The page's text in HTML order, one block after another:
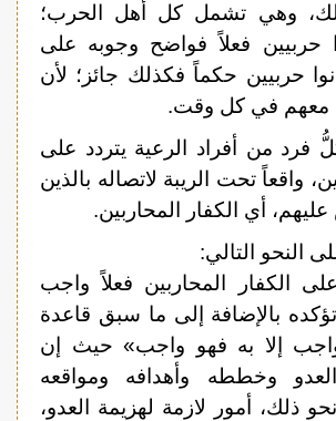
وهي تشمل كل أهل الحرب؛
حربيين فعلاً فواضح وجوبه على
حربيين حكماً فكذلك جائز؛ لأن
معهم في كل وقت.
فرد من أفراد الرعية يتردد على
واقعاً تحت الريبة لاتصاله بالذين
أي الكفار المحاربين.
النحو التالي:
الكفار المحاربين فعلاً واجب
بالإضافة إلى ما سبق قاعدة
إلا به فهو واجب» حيث إن
وخططه وأهدافه ومواقعه
ذلك، أمور لازمة لهزيمة العدو،